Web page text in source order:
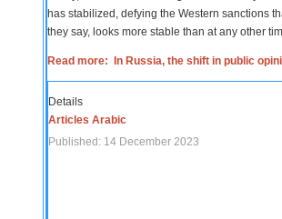
has stabilized, defying the Western sanctions
they say, looks more stable than at any other
Read more: In Russia, the shift in public
Details
Articles Arabic
Published: 14 December 2023